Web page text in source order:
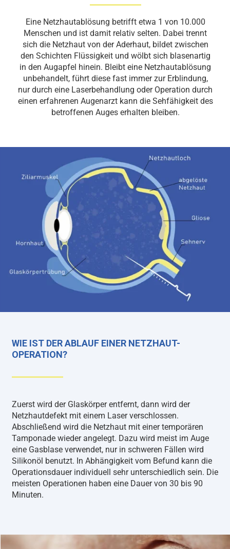
Eine Netzhautablösung betrifft etwa 1 von 10.000
Menschen und ist damit relativ selten. Dabei trennt
sich die Netzhaut von der Aderhaut, bildet zwischen
den Schichten Flüssigkeit und wölbt sich blasenartig
in den Augapfel hinein. Bleibt eine Netzhautablösung
unbehandelt, führt diese fast immer zur Erblindung,
nur durch eine Laserbehandlung oder Operation durch
einen erfahrenen Augenarzt kann die Sehfähigkeit des
betroffenen Auges erhalten bleiben.
WIE IST DER ABLAUF EINER NETZHAUT-
OPERATION?
Zuerst wird der Glaskörper entfernt, dann wird der
Netzhautdefekt mit einem Laser verschlossen.
Abschließend wird die Netzhaut mit einer temporären
Tamponade wieder angelegt. Dazu wird meist im Auge
eine Gasblase verwendet, nur in schweren Fällen wird
Silikonöl benutzt. In Abhängigkeit vom Befund kann die
Operationsdauer individuell sehr unterschiedlich sein. Die
meisten Operationen haben eine Dauer von 30 bis 90
Minuten.